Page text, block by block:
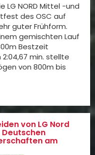
LG NORD Mittel -und
des OSC auf
guter Frühform.
gemischten Lauf
Bestzeit
min. stellte
von 800m bis
von LG Nord
am